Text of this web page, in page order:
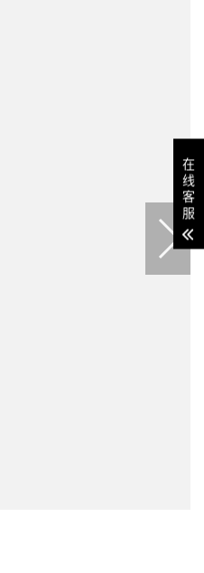
在
线
客
服